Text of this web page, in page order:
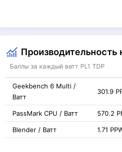
Производительность
Баллы за каждый ватт PL1 TDP
Geekbench 6 Multi /
Ватт
301.9
PassMark CPU / Ватт 570.2
Blender / Ватт 1.71